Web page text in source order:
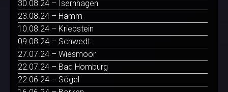
30.08.24 – Isernhagen
23.08.24 – Hamm
10.08.24 – Kriebstein
09.08.24 – Schwedt
27.07.24 – Wiesmoor
22.07.24 – Bad Homburg
22.06.24 – Sögel